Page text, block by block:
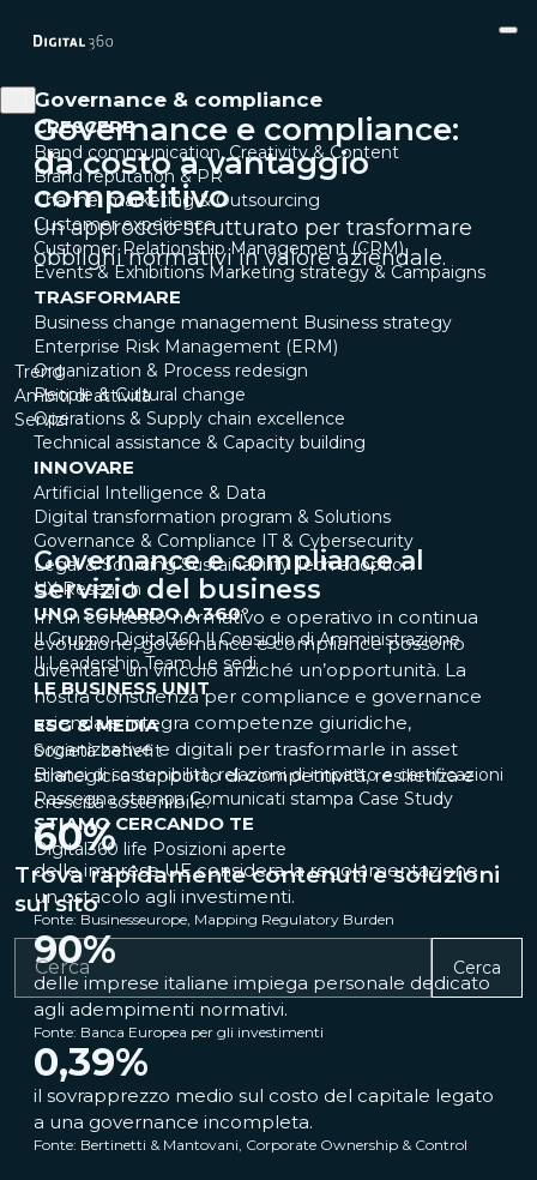
CRESCERE
Brand communication, Creativity & Content
Brand reputation & PR
Channel marketing & Outsourcing
Customer experience
Customer Relationship Management (CRM)
Events & Exhibitions Marketing strategy & Campaigns
TRASFORMARE
Business change management Business strategy
Enterprise Risk Management (ERM)
Organization & Process redesign
People & Cultural change
Operations & Supply chain excellence
Technical assistance & Capacity building
INNOVARE
Artificial Intelligence & Data
Digital transformation program & Solutions
Governance & Compliance IT & Cybersecurity
Legal & Sourcing Sustainability Tech adoption
UX Research
UNO SGUARDO A 360°
Il Gruppo Digital360 Il Consiglio di Amministrazione
Il Leadership Team Le sedi
LE BUSINESS UNIT
ESG & MEDIA
Società benefit
Bilanci di sostenibilità, relazioni di impatto e certificazioni
Rassegna stampa Comunicati stampa Case Study
STIAMO CERCANDO TE
Digital360 life Posizioni aperte
Trova rapidamente contenuti e soluzioni
sul sito
Cerca
Governance & compliance
Governance e compliance:
da costo a vantaggio
competitivo
Un approccio strutturato per trasformare
obblighi normativi in valore aziendale.
Trend
Ambiti di attività
Servizi
Governance e compliance al
servizio del business
In un contesto normativo e operativo in continua
evoluzione, governance e compliance possono
diventare un vincolo anziché un’opportunità. La
nostra consulenza per compliance e governance
aziendale integra competenze giuridiche,
organizzative e digitali per trasformarle in asset
strategici a supporto di competitività, resilienza e
crescita sostenibile.
60%
delle imprese UE considera la regolamentazione
un ostacolo agli investimenti.
Fonte: Businesseurope, Mapping Regulatory Burden
90%
delle imprese italiane impiega personale dedicato
agli adempimenti normativi.
Fonte: Banca Europea per gli investimenti
0,39%
il sovrapprezzo medio sul costo del capitale legato
a una governance incompleta.
Fonte: Bertinetti & Mantovani, Corporate Ownership & Control